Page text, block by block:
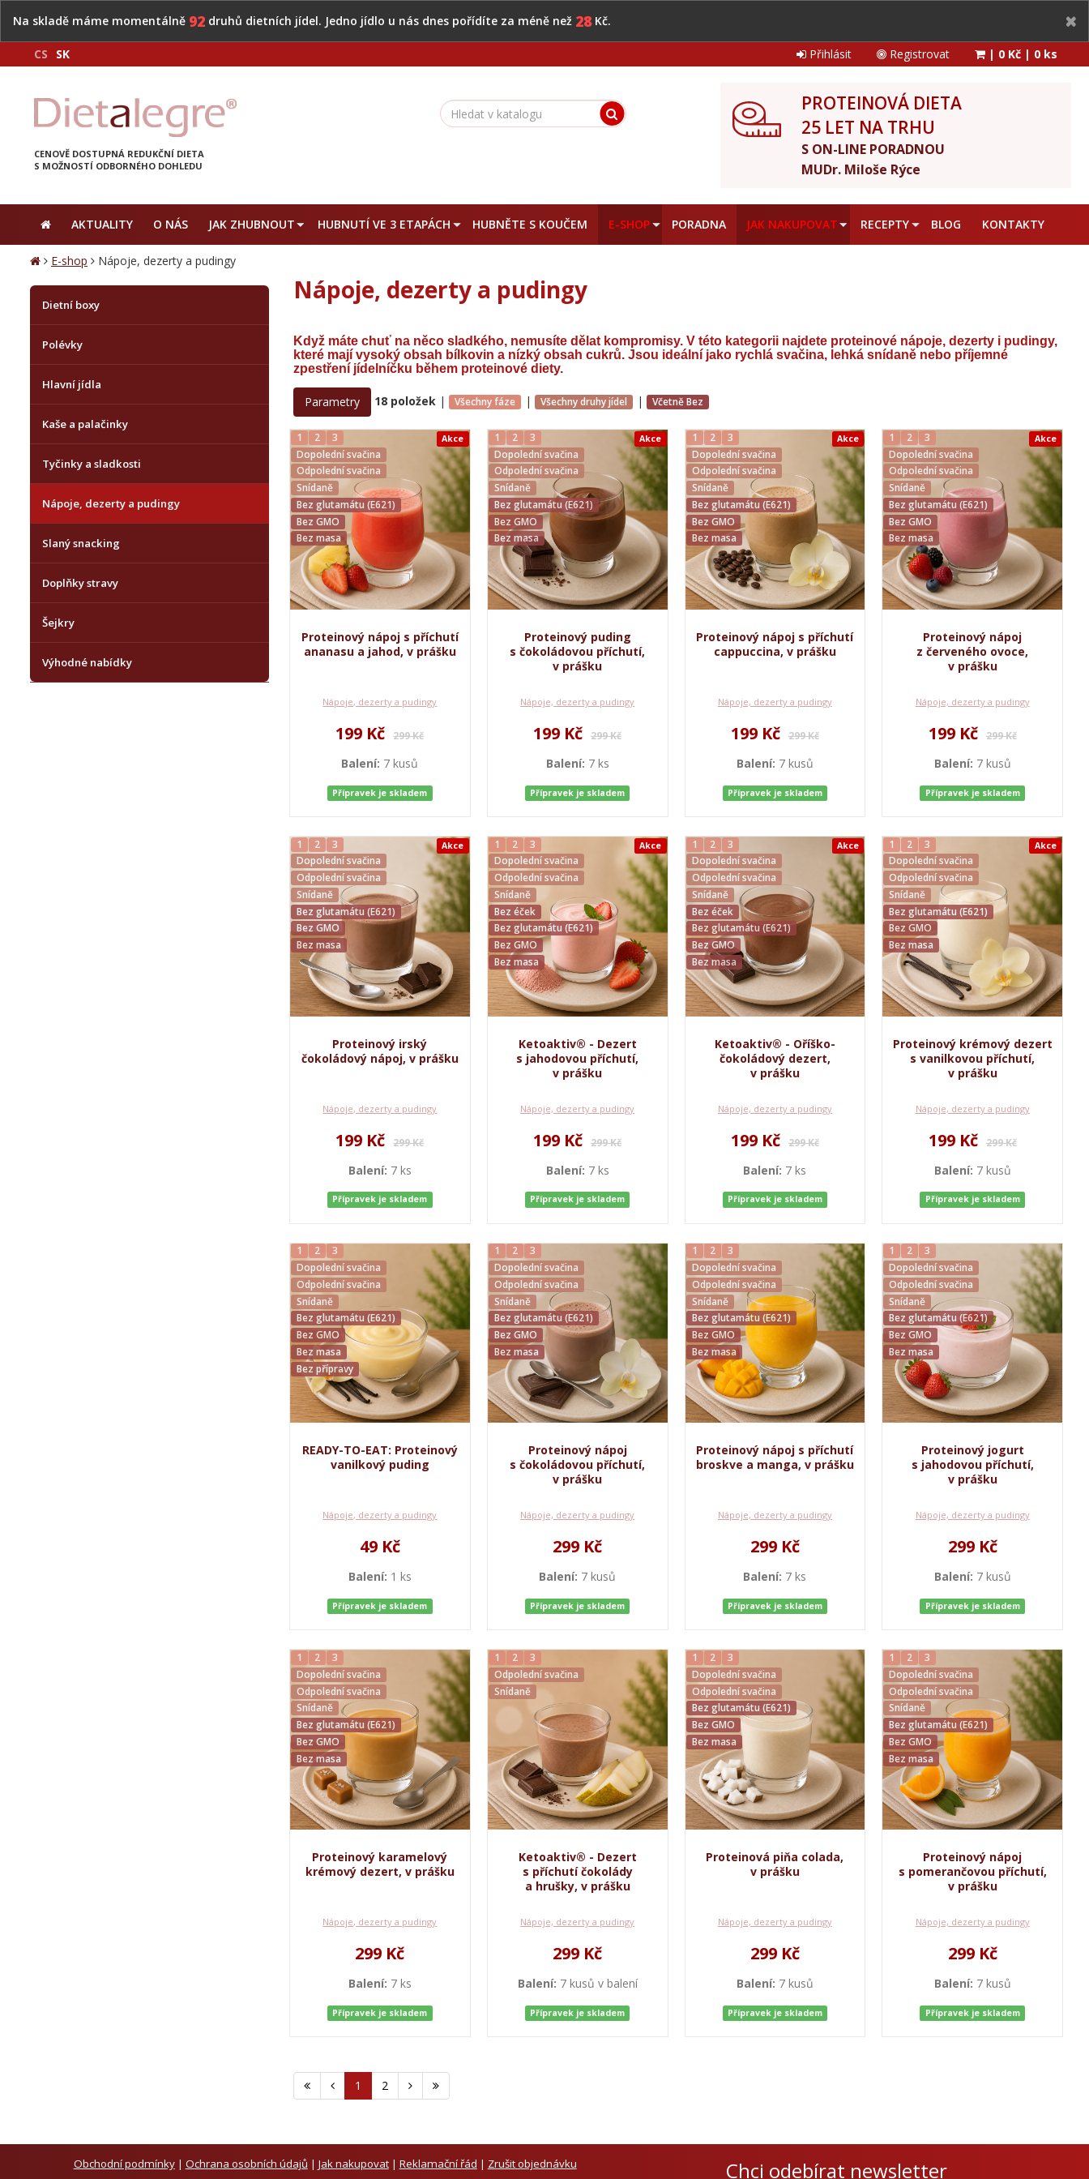
Na skladě máme momentálně 92 druhů dietních jídel. Jedno jídlo u nás dnes pořídíte za méně než 28Kč.
CS SK Přihlásit Registrovat | 0 Kč | 0 ks
CENOVĚ DOSTUPNÁ REDUKČNÍ DIETA
S MOŽNOSTÍ ODBORNÉHO DOHLEDU
PROTEINOVÁ DIETA
25 LET NA TRHU
S ON-LINE PORADNOU
MUDr. Miloše Rýce
AKTUALITY O NÁS JAK ZHUBNOUT HUBNUTÍ VE 3 ETAPÁCH HUBNĚTE S KOUČEM E-SHOP PORADNA JAK NAKUPOVAT RECEPTY BLOG KONTAKTY
E-shop Nápoje, dezerty a pudingy
Dietní boxy
Polévky
Hlavní jídla
Kaše a palačinky
Tyčinky a sladkosti
Nápoje, dezerty a pudingy
Slaný snacking
Doplňky stravy
Šejkry
Výhodné nabídky
Nápoje, dezerty a pudingy
Když máte chuť na něco sladkého, nemusíte dělat kompromisy. V této kategorii najdete proteinové nápoje, dezerty i pudingy,
které mají vysoký obsah bílkovin a nízký obsah cukrů. Jsou ideální jako rychlá svačina, lehká snídaně nebo příjemné
zpestření jídelníčku během proteinové diety.
Parametry 18 položek | Všechny fáze | Všechny druhy jídel | Včetně Bez
1 2
3
Dopolední svačina
Odpolední svačina
Snídaně
Bez glutamátu (E621)
Bez GMO
Bez masa
Akce
Proteinový nápoj s příchutí
ananasu a jahod, v prášku
Nápoje, dezerty a pudingy
199 Kč 299 Kč
Balení: 7 kusů
Přípravek je skladem
1 2
3
Dopolední svačina
Odpolední svačina
Snídaně
Bez glutamátu (E621)
Bez GMO
Bez masa
Akce
Proteinový puding
s čokoládovou příchutí,
v prášku
Nápoje, dezerty a pudingy
199 Kč 299 Kč
Balení: 7 ks
Přípravek je skladem
1 2
3
Dopolední svačina
Odpolední svačina
Snídaně
Bez glutamátu (E621)
Bez GMO
Bez masa
Akce
Proteinový nápoj s příchutí
cappuccina, v prášku
Nápoje, dezerty a pudingy
199 Kč 299 Kč
Balení: 7 kusů
Přípravek je skladem
1 2
3
Dopolední svačina
Odpolední svačina
Snídaně
Bez glutamátu (E621)
Bez GMO
Bez masa
Akce
Proteinový nápoj
z červeného ovoce,
v prášku
Nápoje, dezerty a pudingy
199 Kč 299 Kč
Balení: 7 kusů
Přípravek je skladem
1 2
3
Dopolední svačina
Odpolední svačina
Snídaně
Bez glutamátu (E621)
Bez GMO
Bez masa
Akce
Proteinový irský
čokoládový nápoj, v prášku
Nápoje, dezerty a pudingy
199 Kč 299 Kč
Balení: 7 ks
Přípravek je skladem
1 2
3
Dopolední svačina
Odpolední svačina
Snídaně
Bez éček
Bez glutamátu (E621)
Bez GMO
Bez masa
Akce
Ketoaktiv® - Dezert
s jahodovou příchutí,
v prášku
Nápoje, dezerty a pudingy
199 Kč 299 Kč
Balení: 7 ks
Přípravek je skladem
1 2
3
Dopolední svačina
Odpolední svačina
Snídaně
Bez éček
Bez glutamátu (E621)
Bez GMO
Bez masa
Akce
Ketoaktiv® - Oříško-
čokoládový dezert,
v prášku
Nápoje, dezerty a pudingy
199 Kč 299 Kč
Balení: 7 ks
Přípravek je skladem
1 2
3
Dopolední svačina
Odpolední svačina
Snídaně
Bez glutamátu (E621)
Bez GMO
Bez masa
Akce
Proteinový krémový dezert
s vanilkovou příchutí,
v prášku
Nápoje, dezerty a pudingy
199 Kč 299 Kč
Balení: 7 kusů
Přípravek je skladem
1 2
3
Dopolední svačina
Odpolední svačina
Snídaně
Bez glutamátu (E621)
Bez GMO
Bez masa
Bez přípravy
READY-TO-EAT: Proteinový
vanilkový puding
Nápoje, dezerty a pudingy
49 Kč
Balení: 1 ks
Přípravek je skladem
1 2
3
Dopolední svačina
Odpolední svačina
Snídaně
Bez glutamátu (E621)
Bez GMO
Bez masa
Proteinový nápoj
s čokoládovou příchutí,
v prášku
Nápoje, dezerty a pudingy
299 Kč
Balení: 7 kusů
Přípravek je skladem
1 2
3
Dopolední svačina
Odpolední svačina
Snídaně
Bez glutamátu (E621)
Bez GMO
Bez masa
Proteinový nápoj s příchutí
broskve a manga, v prášku
Nápoje, dezerty a pudingy
299 Kč
Balení: 7 ks
Přípravek je skladem
1 2
3
Dopolední svačina
Odpolední svačina
Snídaně
Bez glutamátu (E621)
Bez GMO
Bez masa
Proteinový jogurt
s jahodovou příchutí,
v prášku
Nápoje, dezerty a pudingy
299 Kč
Balení: 7 kusů
Přípravek je skladem
1 2
3
Dopolední svačina
Odpolední svačina
Snídaně
Bez glutamátu (E621)
Bez GMO
Bez masa
Proteinový karamelový
krémový dezert, v prášku
Nápoje, dezerty a pudingy
299 Kč
Balení: 7 ks
Přípravek je skladem
1 2
3
Odpolední svačina
Snídaně
Ketoaktiv® - Dezert
s příchutí čokolády
a hrušky, v prášku
Nápoje, dezerty a pudingy
299 Kč
Balení: 7 kusů v balení
Přípravek je skladem
1 2
3
Dopolední svačina
Odpolední svačina
Bez glutamátu (E621)
Bez GMO
Bez masa
Proteinová piňa colada,
v prášku
Nápoje, dezerty a pudingy
299 Kč
Balení: 7 kusů
Přípravek je skladem
1 2
3
Dopolední svačina
Odpolední svačina
Snídaně
Bez glutamátu (E621)
Bez GMO
Bez masa
Proteinový nápoj
s pomerančovou příchutí,
v prášku
Nápoje, dezerty a pudingy
299 Kč
Balení: 7 kusů
Přípravek je skladem
1 2
Obchodní podmínky| Ochrana osobních údajů | Jak nakupovat| Reklamační řád | Zrušit objednávku Chci odebírat newsletter